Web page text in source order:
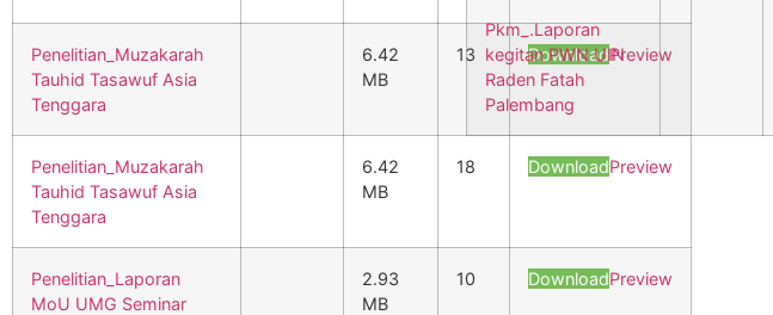
Penelitian_Muzakarah
Tauhid Tasawuf Asia
Tenggara
6.42
MB
13 DownloadPreview
Penelitian_Muzakarah
Tauhid Tasawuf Asia
Tenggara
6.42
MB
18 DownloadPreview
Penelitian_Laporan
MoU UMG Seminar
2.93
MB
10 DownloadPreview
Pkm_.Laporan
kegitan PWN UIN
Raden Fatah
Palembang